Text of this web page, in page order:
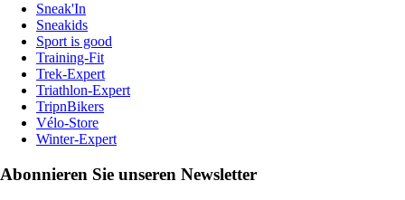
Sneak'In
Sneakids
Sport is good
Training-Fit
Trek-Expert
Triathlon-Expert
TripnBikers
Vélo-Store
Winter-Expert
Abonnieren Sie unseren Newsletter